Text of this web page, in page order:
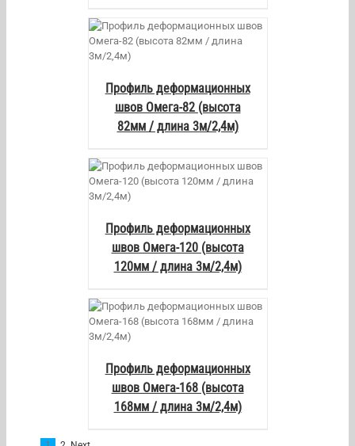
Профиль деформационных
швов Омега-82 (высота
82мм / длина 3м/2,4м)
Профиль деформационных
швов Омега-120 (высота
120мм / длина 3м/2,4м)
Профиль деформационных
швов Омега-168 (высота
168мм / длина 3м/2,4м)